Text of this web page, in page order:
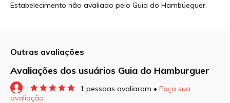
Estabelecimento não avaliado pelo Guia do Hambúeguer.
Outras avaliações
Avaliações dos usuários Guia do Hamburguer
1 pessoas avaliaram • Faça sua
avaliação